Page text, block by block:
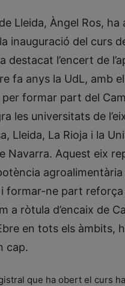
de Lleida, Àngel Ros,
inauguració del curs
destacat l’encert de
fa anys la UdL, amb
per formar part del
les universitats de
Lleida, La Rioja i la
Navarra. Aquest eix
agroalimentària
i formar-ne part
a ròtula d’encaix de
en tots els àmbits,
cap.
que ha obert el curs